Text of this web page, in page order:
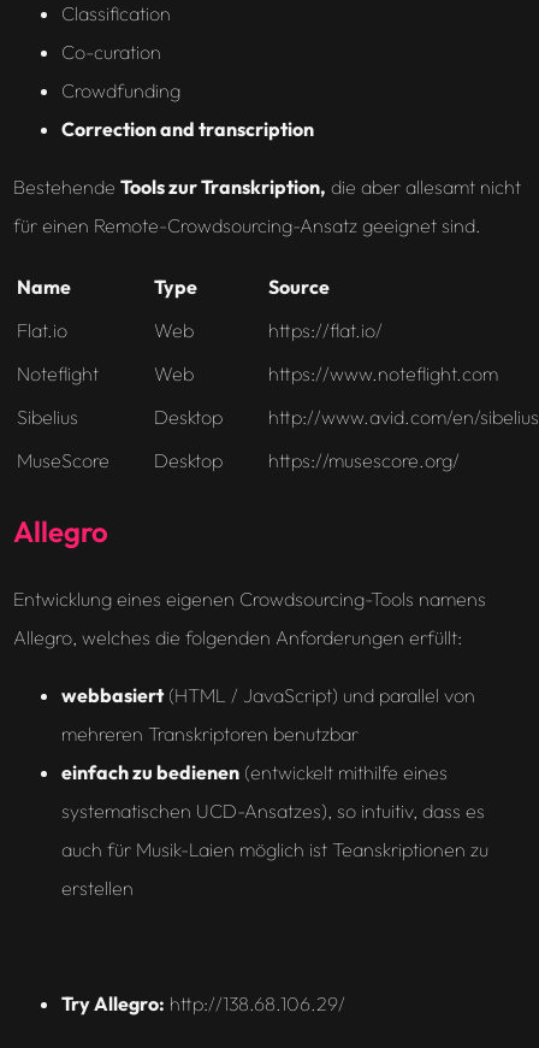
Classification
Co-curation
Crowdfunding
Correctionand transcription
Bestehende Tools zur Transkription, die aber allesamt nicht
für einen Remote-Crowdsourcing-Ansatz geeignet sind.
Name Type
Source
Flat.io
Web
https://flat.io/
Noteflight
Web
https://www.noteflight.com
Sibelius
Desktop
http://www.avid.com/en/sibelius
MuseScore
Desktop https://musescore.org/
Allegro
Entwicklung eines eigenen Crowdsourcing-Tools namens
Allegro, welches die folgenden Anforderungen erfüllt:
webbasiert(HTML / JavaScript) und parallel von
mehreren Transkriptoren benutzbar
einfach zu bedienen(entwickelt mithilfe eines
systematischen UCD-Ansatzes), so intuitiv, dass es
auch für Musik-Laien möglich ist Teanskriptionen zu
erstellen
Try Allegro: http://138.68.106.29/